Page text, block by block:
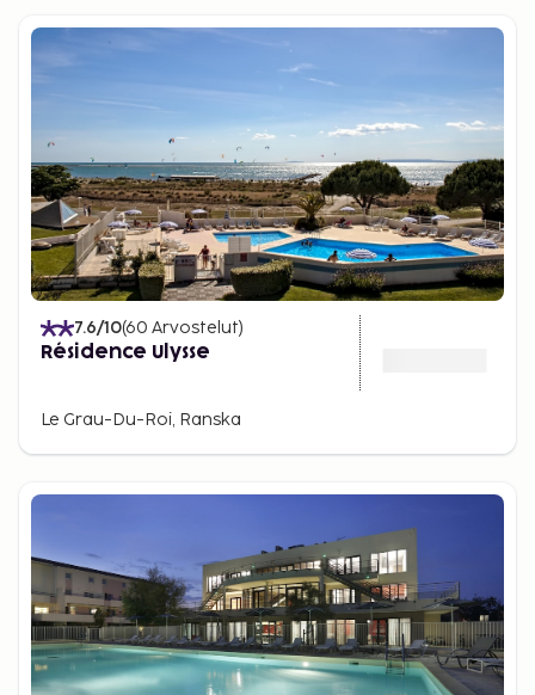
7.6/10(60 Arvostelut)
Résidence Ulysse
Le Grau-Du-Roi, Ranska